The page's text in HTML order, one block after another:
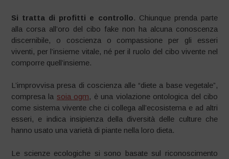
Si tratta di profitti e controllo. Chiunque prenda parte
alla corsa all’oro del cibo fake non ha alcuna conoscenza
discernibile, o coscienza o compassione per gli esseri
viventi, per l’insieme vitale, né per il ruolo del cibo vivente nel
comporre quell’insieme.
L’improvvisa presa di coscienza alle “diete a base vegetale”,
compresa la soia ogm, è una violazione ontologica del cibo
come sistema vivente che ci collega all’ecosistema e ad altri
esseri, e indica insipienza della diversità delle culture che
hanno usato una varietà di piante nella loro dieta.
Le scienze ecologiche si sono basate sul riconoscimento